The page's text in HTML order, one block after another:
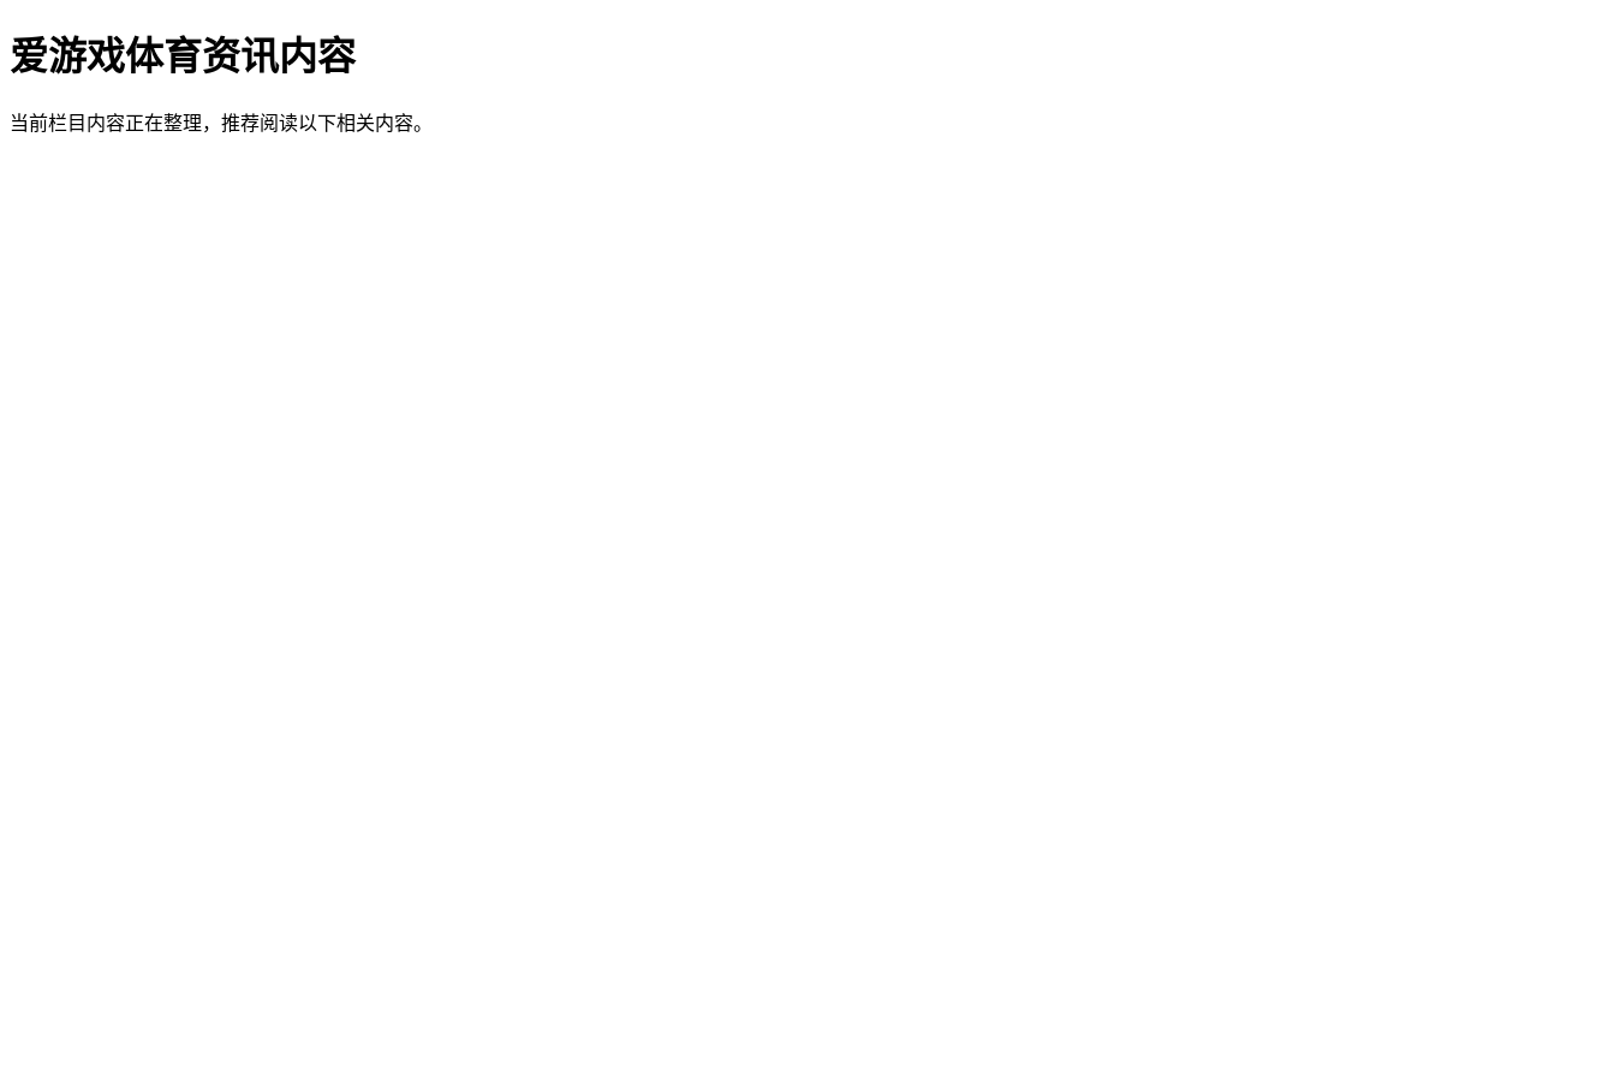
爱游戏体育资讯内容
当前栏目内容正在整理，推荐阅读以下相关内容。